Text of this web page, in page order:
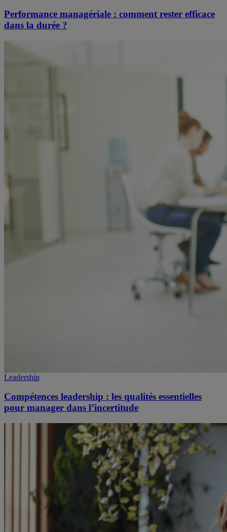
Performance managériale : comment rester efficace
dans la durée ?
Leadership
Compétences leadership : les qualités essentielles
pour manager dans l’incertitude